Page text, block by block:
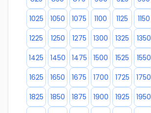
1025
1050 1075 1100 1125 1150
1225
1250 1275 1300 1325 1350
1425
1450 1475 1500 1525 1550
1625
1650 1675 1700 1725 1750
1825
1850 1875 1900 1925 1950